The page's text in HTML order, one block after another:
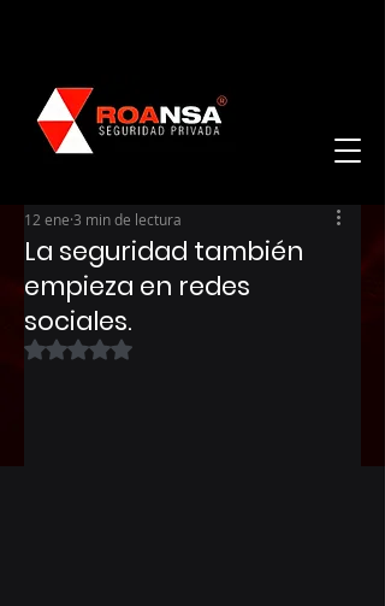
La seguridad también
empieza en redes
sociales.
12 ene 3 min de lectura
Obtuvo NaN de 5 estrellas.